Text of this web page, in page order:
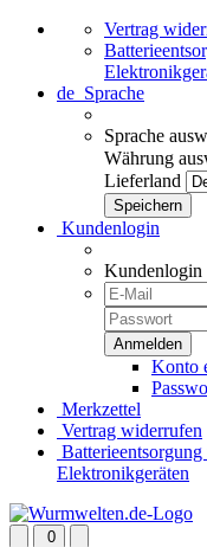
Vertrag
de Sprache
Sprache
Währung
Lieferland
Kundenlogin
Kundenlogin
Konto
Merkzettel
Vertrag widerrufen
Elektronikgeräten
0